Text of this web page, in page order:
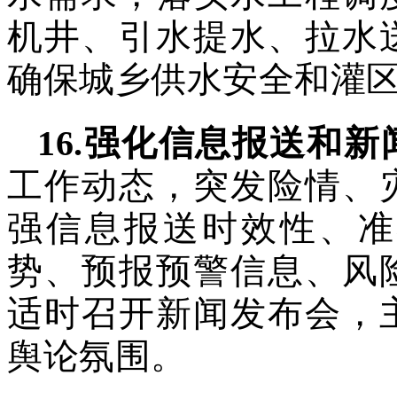
机井、引水提水、拉水
确保城乡供水安全和灌
16.强化信息报送和新
工作动态，突发险情、
强信息报送时效性、
势、预报预警信息、风
适时召开新闻发布会，
舆论氛围。